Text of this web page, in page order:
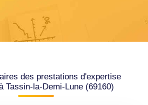
des prestations d'expertise
Tassin-la-Demi-Lune (69160)